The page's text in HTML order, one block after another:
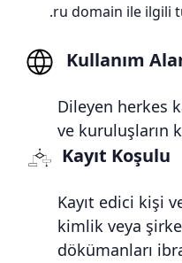
.ru domain ile ilgili
Kullanım
Dileyen herkes
ve kuruluşların
Kayıt Koşulu
Kayıt edici kişi
kimlik veya
dökümanları